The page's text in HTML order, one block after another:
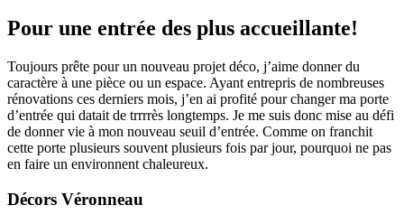
Pour une entrée des plus accueillante!
Toujours prête pour un nouveau projet déco, j’aime donner du
caractère à une pièce ou un espace. Ayant entrepris de nombreuses
rénovations ces derniers mois, j’en ai profité pour changer ma porte
d’entrée qui datait de trrrrès longtemps. Je me suis donc mise au défi
de donner vie à mon nouveau seuil d’entrée. Comme on franchit
cette porte plusieurs souvent plusieurs fois par jour, pourquoi ne pas
en faire un environnent chaleureux.
Décors Véronneau